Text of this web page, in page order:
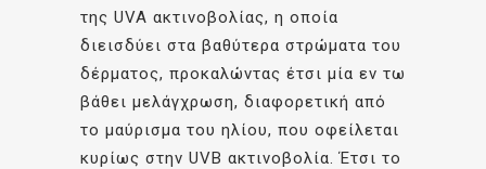
της UVA ακτινοβολίας, η οποία
διεισδύει στα βαθύτερα στρώματα του
δέρματος, προκαλώντας έτσι μία εν τω
βάθει μελάγχρωση, διαφορετική από
το μαύρισμα του ηλίου, που οφείλεται
κυρίως στην UVB ακτινοβολία. Έτσι το